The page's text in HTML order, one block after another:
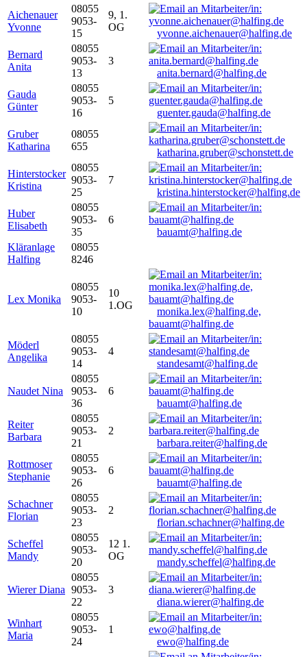
Aichenauer
Yvonne
08055
9053-
15
9, 1.
OG
yvonne.aichenauer@halfing.de
Bernard
Anita
08055
9053-
13
3
anita.bernard@halfing.de
Gauda
Günter
08055
9053-
16
5
guenter.gauda@halfing.de
Gruber
Katharina
08055
655
katharina.gruber@schonstett.de
Hinterstocker
Kristina
08055
9053-
25
7
kristina.hinterstocker@halfing.de
Huber
Elisabeth
08055
9053-
35
6
bauamt@halfing.de
Kläranlage
Halfing
08055
8246
Lex Monika
08055
9053-
10
10
1.OG
monika.lex@halfing.de,
bauamt@halfing.de
Möderl
Angelika
08055
9053-
14
4
standesamt@halfing.de
Naudet Nina
08055
9053-
36
6
bauamt@halfing.de
Reiter
Barbara
08055
9053-
21
2
barbara.reiter@halfing.de
Rottmoser
Stephanie
08055
9053-
26
6
bauamt@halfing.de
Schachner
Florian
08055
9053-
23
2
florian.schachner@halfing.de
Scheffel
Mandy
08055
9053-
20
12 1.
OG
mandy.scheffel@halfing.de
Wierer Diana
08055
9053-
22
3
diana.wierer@halfing.de
Winhart
Maria
08055
9053-
24
1
ewo@halfing.de